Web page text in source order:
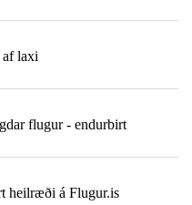
laxi
flugur - endurbirt
heilræði á Flugur.is